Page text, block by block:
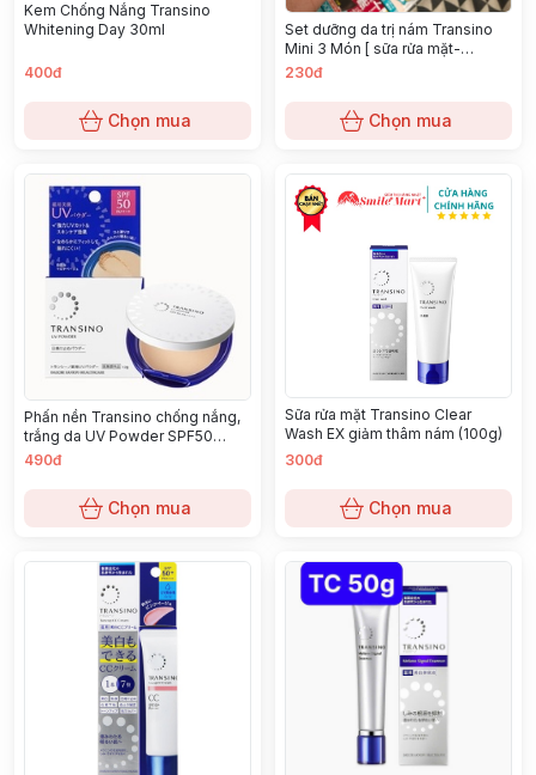
Kem Chống Nắng Transino
Whitening Day 30ml
400đ
Chọn mua
Set dưỡng da trị nám Transino
Mini 3 Món [ sữa rửa mặt-
Serum-Lotion]
230đ
Chọn mua
Phấn nền Transino chống nắng,
trắng da UV Powder SPF50
PA++++
490đ
Chọn mua
Sữa rửa mặt Transino Clear
Wash EX giảm thâm nám (100g)
300đ
Chọn mua